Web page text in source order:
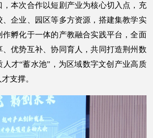
，本次合作以短剧产业为核心切入点，充
、企业、园区等多方资源，搭建集教学实
作孵化于一体的产教融合实践平台，全面
、优势互补、协同育人，共同打造荆州数
才“蓄水池”，为区域数字文创产业高质
支撑。